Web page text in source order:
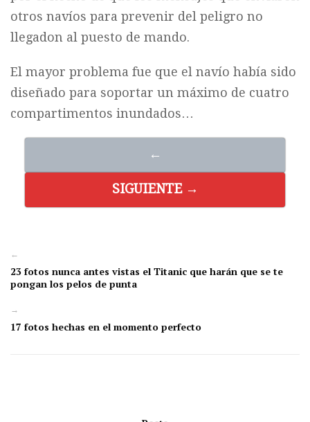
otros navíos para prevenir del peligro no
llegadon al puesto de mando.
El mayor problema fue que el navío había sido
diseñado para soportar un máximo de cuatro
compartimentos inundados…
←
SIGUIENTE →
←
23 fotos nunca antes vistas el Titanic que harán que se te
pongan los pelos de punta
→
17 fotos hechas en el momento perfecto